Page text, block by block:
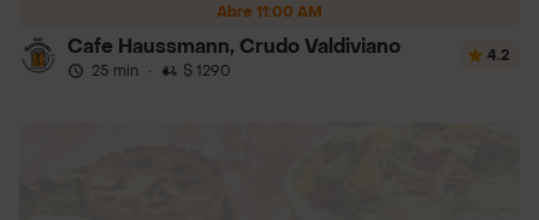
Abre 11:00 AM
Cafe Haussmann, Crudo Valdiviano
25 min · $ 1290
4.2